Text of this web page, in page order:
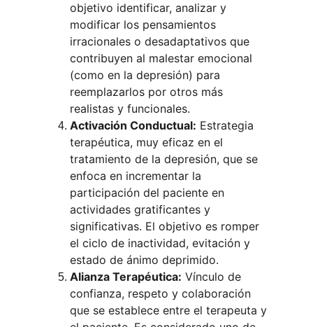
objetivo identificar, analizar y
modificar los pensamientos
irracionales o desadaptativos que
contribuyen al malestar emocional
(como en la depresión) para
reemplazarlos por otros más
realistas y funcionales.
Activación Conductual: Estrategia
terapéutica, muy eficaz en el
tratamiento de la depresión, que se
enfoca en incrementar la
participación del paciente en
actividades gratificantes y
significativas. El objetivo es romper
el ciclo de inactividad, evitación y
estado de ánimo deprimido.
Alianza Terapéutica: Vínculo de
confianza, respeto y colaboración
que se establece entre el terapeuta y